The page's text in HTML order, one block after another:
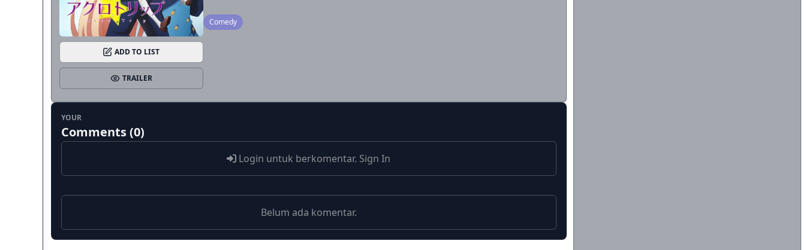
ADD TO LIST
TRAILER
Comedy
YOUR
Comments (0)
Login untuk berkomentar. Sign In
Belum ada komentar.